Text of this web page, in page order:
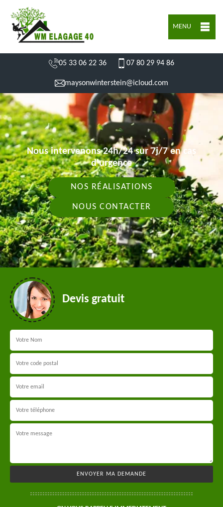
MENU
05 33 06 22 36 07 80 29 94 86
maysonwinterstein@icloud.com
Nous intervenons 24h/24 sur 7j/7 en cas
d'urgence
NOS RÉALISATIONS
NOUS CONTACTER
Devis gratuit